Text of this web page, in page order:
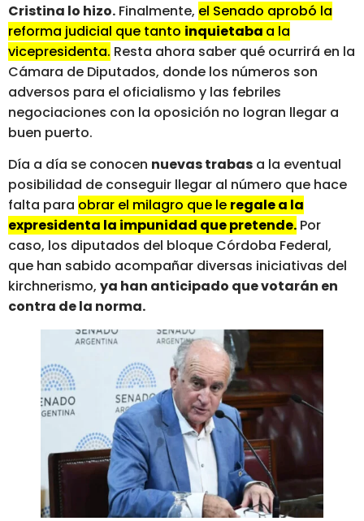
Cristina lo hizo. Finalmente, el Senado aprobó la
reforma judicial que tanto inquietaba a la
vicepresidenta. Resta ahora saber qué ocurrirá en la
Cámara de Diputados, donde los números son
adversos para el oficialismo y las febriles
negociaciones con la oposición no logran llegar a
buen puerto.
Día a día se conocen nuevas trabas a la eventual
posibilidad de conseguir llegar al número que hace
falta para obrar el milagro que le regale a la
expresidenta la impunidad que pretende. Por
caso, los diputados del bloque Córdoba Federal,
que han sabido acompañar diversas iniciativas del
kirchnerismo, ya han anticipado que votarán en
contra de la norma.